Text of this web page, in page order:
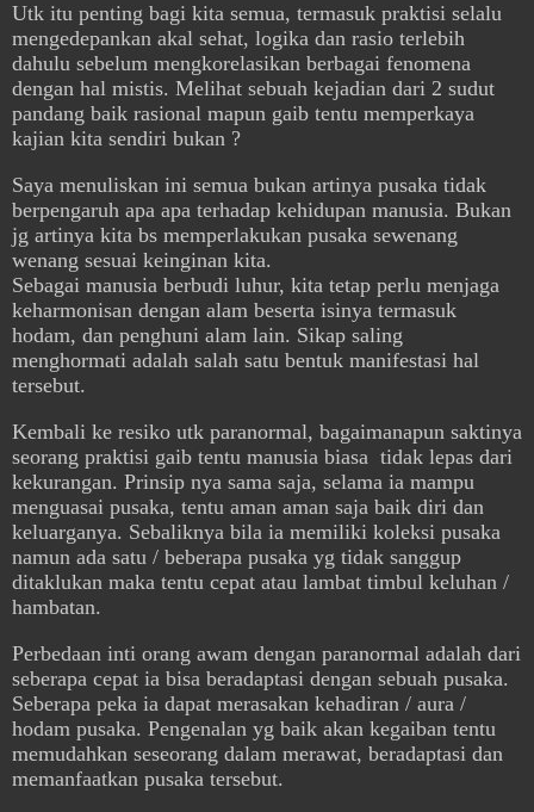
Utk itu penting bagi kita semua, termasuk praktisi selalu
mengedepankan akal sehat, logika dan rasio terlebih
dahulu sebelum mengkorelasikan berbagai fenomena
dengan hal mistis. Melihat sebuah kejadian dari 2 sudut
pandang baik rasional mapun gaib tentu memperkaya
kajian kita sendiri bukan ?
Saya menuliskan ini semua bukan artinya pusaka tidak
berpengaruh apa apa terhadap kehidupan manusia. Bukan
jg artinya kita bs memperlakukan pusaka sewenang
wenang sesuai keinginan kita.
Sebagai manusia berbudi luhur, kita tetap perlu menjaga
keharmonisan dengan alam beserta isinya termasuk
hodam, dan penghuni alam lain. Sikap saling
menghormati adalah salah satu bentuk manifestasi hal
tersebut.
Kembali ke resiko utk paranormal, bagaimanapun saktinya
seorang praktisi gaib tentu manusia biasa tidak lepas dari
kekurangan. Prinsip nya sama saja, selama ia mampu
menguasai pusaka, tentu aman aman saja baik diri dan
keluarganya. Sebaliknya bila ia memiliki koleksi pusaka
namun ada satu / beberapa pusaka yg tidak sanggup
ditaklukan maka tentu cepat atau lambat timbul keluhan /
hambatan.
Perbedaan inti orang awam dengan paranormal adalah dari
seberapa cepat ia bisa beradaptasi dengan sebuah pusaka.
Seberapa peka ia dapat merasakan kehadiran / aura /
hodam pusaka. Pengenalan yg baik akan kegaiban tentu
memudahkan seseorang dalam merawat, beradaptasi dan
memanfaatkan pusaka tersebut.